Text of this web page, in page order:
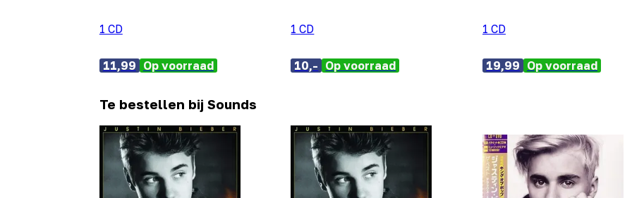
1 CD
11,99 Op voorraad
1 CD
10,- Op voorraad
1 CD
19,99 Op voorraad
Te bestellen bij Sounds